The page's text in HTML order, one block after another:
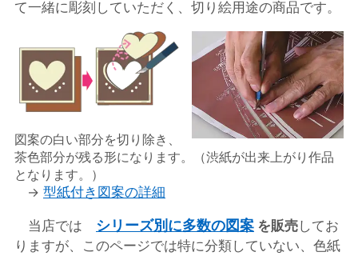
て一緒に彫刻していただく、切り絵用途の商品です。
図案の白い部分を切り除き、
茶色部分が残る形になります。（渋紙が出来上がり作品
となります。）
→ 型紙付き図案の詳細
当店では シリーズ別に多数の図案 を販売してお
りますが、このページでは特に分類していない、色紙